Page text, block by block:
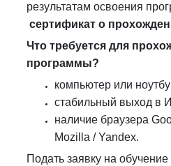
результатам освоения
сертификат о
Что требуется для
программы?
компьютер или
стабильный выход в
наличие браузера
Mozilla / Yandex.
Подать заявку на